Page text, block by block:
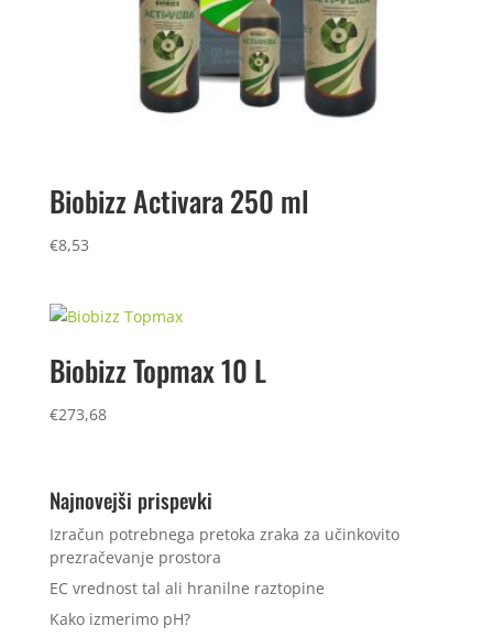
Biobizz Activara 250 ml
€8,53
Biobizz Topmax 10 L
€273,68
Najnovejši prispevki
Izračun potrebnega pretoka zraka za učinkovito
prezračevanje prostora
EC vrednost tal ali hranilne raztopine
Kako izmerimo pH?